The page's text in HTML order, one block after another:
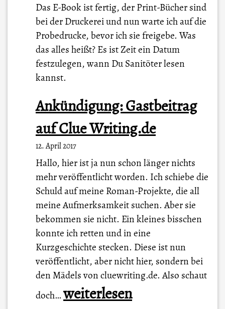
Das E-Book ist fertig, der Print-Bücher sind
bei der Druckerei und nun warte ich auf die
Probedrucke, bevor ich sie freigebe. Was
das alles heißt? Es ist Zeit ein Datum
festzulegen, wann Du Sanitöter lesen
kannst.
Ankündigung: Gastbeitrag
auf Clue Writing.de
12. April 2017
Hallo, hier ist ja nun schon länger nichts
mehr veröffentlicht worden. Ich schiebe die
Schuld auf meine Roman-Projekte, die all
meine Aufmerksamkeit suchen. Aber sie
bekommen sie nicht. Ein kleines bisschen
konnte ich retten und in eine
Kurzgeschichte stecken. Diese ist nun
veröffentlicht, aber nicht hier, sondern bei
den Mädels von cluewriting.de. Also schaut
doch…A
weiterlesen